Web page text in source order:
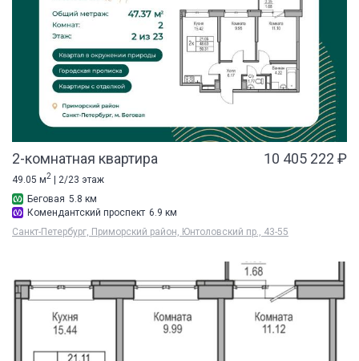
2-комнатная квартира 10 405 222 ₽
49.05 м2
| 2/23 этаж
Беговая 5.8 км
Комендантский проспект 6.9 км
Санкт-Петербург, Приморский район, Юнтоловский пр., 43-55